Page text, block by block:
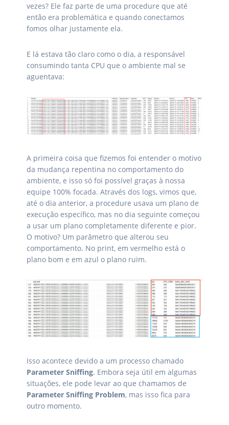
vezes? Ele faz parte de uma procedure que até
então era problemática e quando conectamos
fomos olhar justamente ela.
E lá estava tão claro como o dia, a responsável
consumindo tanta CPU que o ambiente mal se
aguentava:
A primeira coisa que fizemos foi entender o motivo
da mudança repentina no comportamento do
ambiente, e isso só foi possível graças à nossa
equipe 100% focada. Através dos logs, vimos que,
até o dia anterior, a procedure usava um plano de
execução específico, mas no dia seguinte começou
a usar um plano completamente diferente e pior.
O motivo? Um parâmetro que alterou seu
comportamento. No print, em vermelho está o
plano bom e em azul o plano ruim.
Isso acontece devido a um processo chamado
Parameter Sniffing. Embora seja útil em algumas
situações, ele pode levar ao que chamamos de
Parameter Sniffing Problem, mas isso fica para
outro momento.